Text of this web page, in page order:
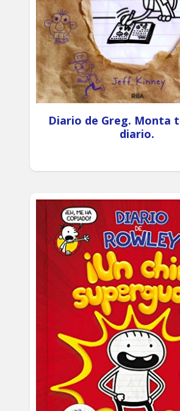
Diario de Greg. Monta
diario.